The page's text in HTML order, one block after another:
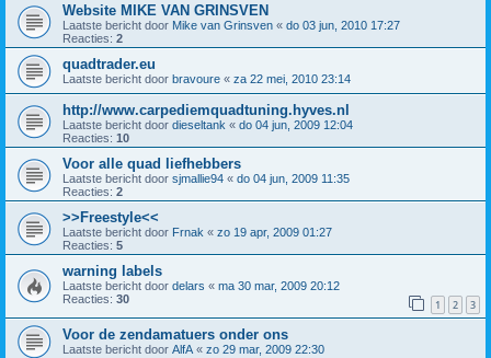
Website MIKE VAN GRINSVEN
Laatste bericht door Mike van Grinsven « do 03 jun, 2010 17:27
Reacties: 2
quadtrader.eu
Laatste bericht door bravoure « za 22 mei, 2010 23:14
http://www.carpediemquadtuning.hyves.nl
Laatste bericht door dieseltank « do 04 jun, 2009 12:04
Reacties: 10
Voor alle quad liefhebbers
Laatste bericht door sjmallie94 « do 04 jun, 2009 11:35
Reacties: 2
>>Freestyle<<
Laatste bericht door Frnak « zo 19 apr, 2009 01:27
Reacties: 5
warning labels
Laatste bericht door delars « ma 30 mar, 2009 20:12
Reacties: 30 1 2 3
Voor de zendamatuers onder ons
Laatste bericht door AlfA « zo 29 mar, 2009 22:30